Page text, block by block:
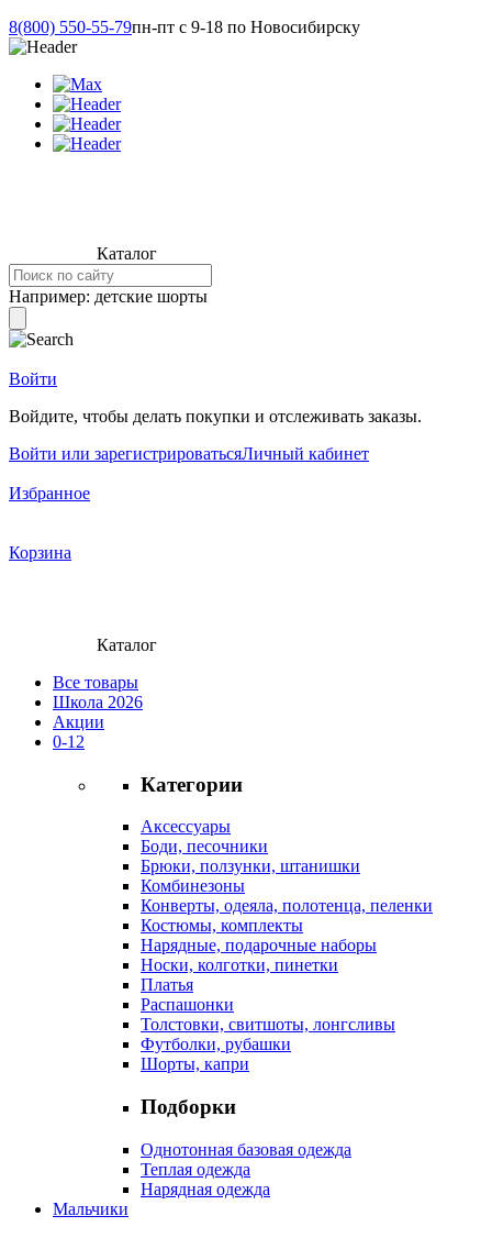
8(800) 550-55-79пн-пт с 9-18 по Новосибирску
Каталог
Например: детские шорты
Войти
Войдите, чтобы делать покупки и отслеживать заказы.
Войти или зарегистрироватьсяЛичный кабинет
Избранное
Корзина
Каталог
Все товары
Школа 2026
Акции
0-12
Категории
Аксессуары
Боди, песочники
Брюки, ползунки, штанишки
Комбинезоны
Конверты, одеяла, полотенца, пеленки
Костюмы, комплекты
Нарядные, подарочные наборы
Носки, колготки, пинетки
Платья
Распашонки
Толстовки, свитшоты, лонгсливы
Футболки, рубашки
Шорты, капри
Подборки
Однотонная базовая одежда
Теплая одежда
Нарядная одежда
Мальчики